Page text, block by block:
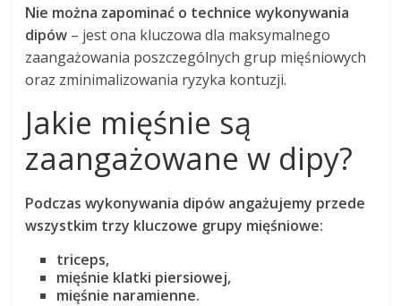
Nie można zapominać o technice wykonywania
dipów – jest ona kluczowa dla maksymalnego
zaangażowania poszczególnych grup mięśniowych
oraz zminimalizowania ryzyka kontuzji.
Jakie mięśnie są
zaangażowane w dipy?
Podczas wykonywania dipów angażujemy przede
wszystkim trzy kluczowe grupy mięśniowe:
triceps,
mięśnie klatki piersiowej,
mięśnie naramienne.